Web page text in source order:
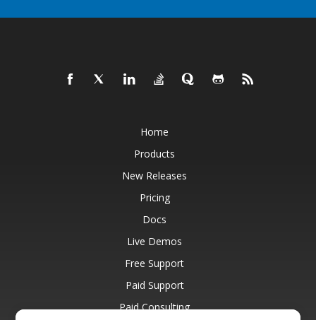
Home
Products
New Releases
Pricing
Docs
Live Demos
Free Support
Paid Support
Paid Consulting